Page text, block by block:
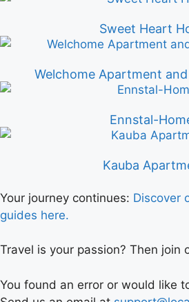
Sweet Heart
Welchome Apartment
Ennstal-
Kauba
Your journey continues: Discover
guides here.
Travel is your passion? Then join
You found an error or would like